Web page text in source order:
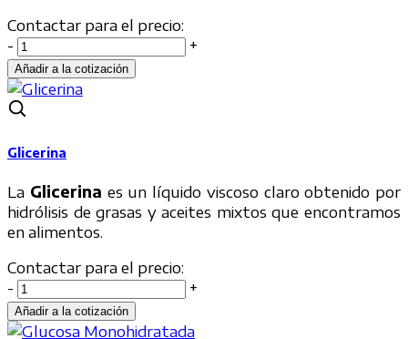
Contactar para el precio:
-
+
Glicerina
La Glicerina es un líquido viscoso claro obtenido por
hidrólisis de grasas y aceites mixtos que encontramos
en alimentos.
Contactar para el precio:
-
+